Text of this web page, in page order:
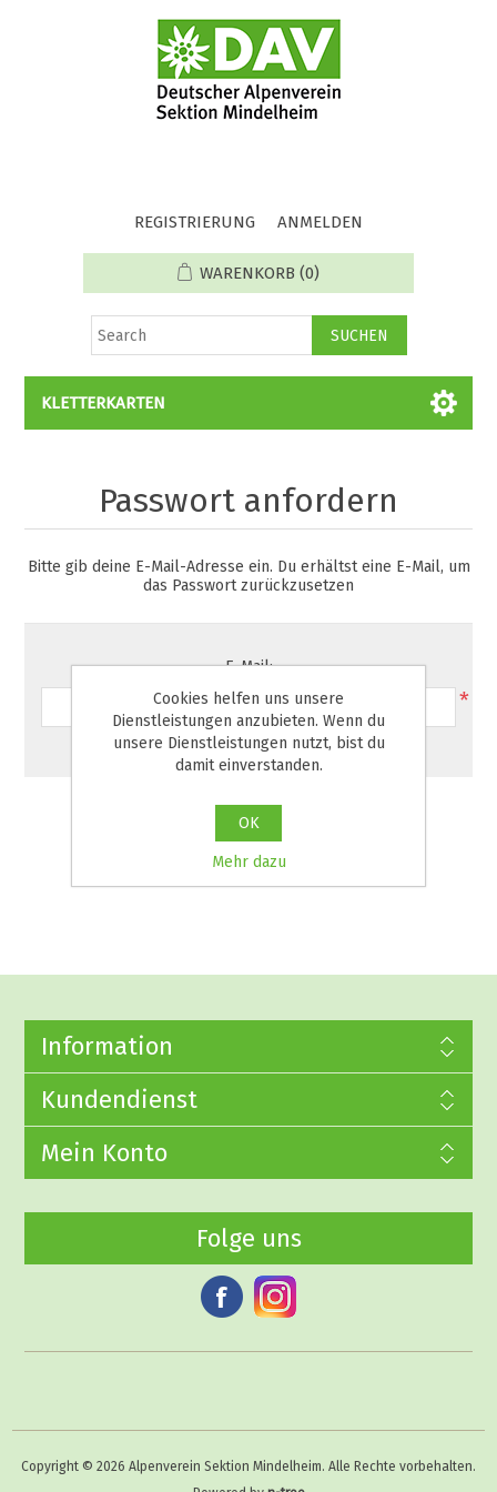
REGISTRIERUNG ANMELDEN
WARENKORB (0)
KLETTERKARTEN
Passwort anfordern
Bitte gib deine E-Mail-Adresse ein. Du erhältst eine E-Mail, um
das Passwort zurückzusetzen
E-Mail:
*
Information
Kundendienst
Mein Konto
Folge uns
Copyright © 2026 Alpenverein Sektion Mindelheim. Alle Rechte vorbehalten.
Cookies helfen uns unsere
Dienstleistungen anzubieten. Wenn du
unsere Dienstleistungen nutzt, bist du
damit einverstanden.
OK
Mehr dazu